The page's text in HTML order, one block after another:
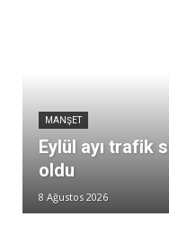
MANŞET
Eylül ayı trafik
oldu
8 Ağustos 2026